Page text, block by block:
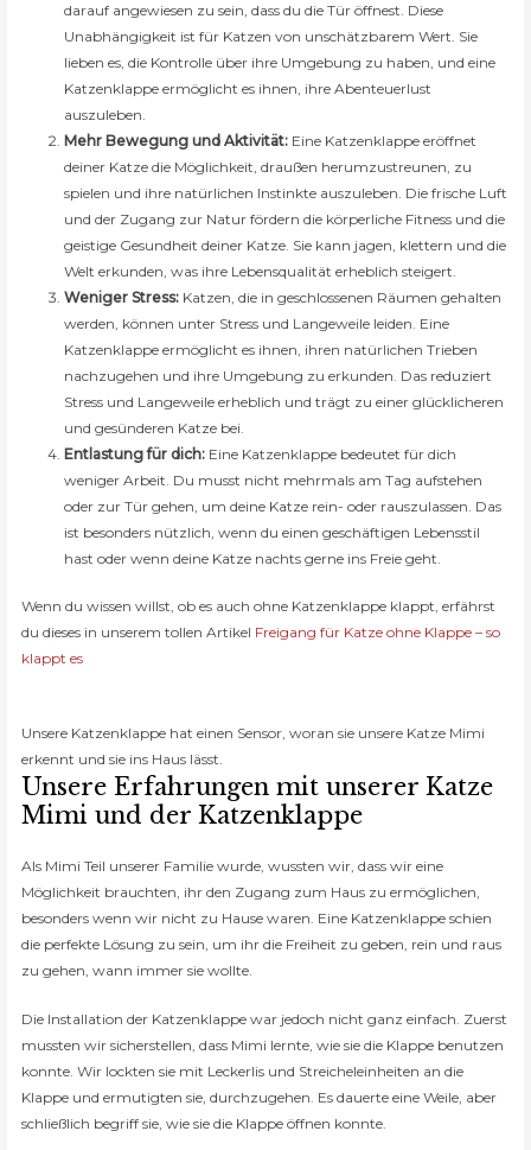
darauf angewiesen zu sein, dass du die Tür öffnest. Diese
Unabhängigkeit ist für Katzen von unschätzbarem Wert. Sie
lieben es, die Kontrolle über ihre Umgebung zu haben, und eine
Katzenklappe ermöglicht es ihnen, ihre Abenteuerlust
auszuleben.
Mehr Bewegung und Aktivität: Eine Katzenklappe eröffnet
deiner Katze die Möglichkeit, draußen herumzustreunen, zu
spielen und ihre natürlichen Instinkte auszuleben. Die frische Luft
und der Zugang zur Natur fördern die körperliche Fitness und die
geistige Gesundheit deiner Katze. Sie kann jagen, klettern und die
Welt erkunden, was ihre Lebensqualität erheblich steigert.
Weniger Stress: Katzen, die in geschlossenen Räumen gehalten
werden, können unter Stress und Langeweile leiden. Eine
Katzenklappe ermöglicht es ihnen, ihren natürlichen Trieben
nachzugehen und ihre Umgebung zu erkunden. Das reduziert
Stress und Langeweile erheblich und trägt zu einer glücklicheren
und gesünderen Katze bei.
Entlastung für dich: Eine Katzenklappe bedeutet für dich
weniger Arbeit. Du musst nicht mehrmals am Tag aufstehen
oder zur Tür gehen, um deine Katze rein- oder rauszulassen. Das
ist besonders nützlich, wenn du einen geschäftigen Lebensstil
hast oder wenn deine Katze nachts gerne ins Freie geht.
Wenn du wissen willst, ob es auch ohne Katzenklappe klappt, erfährst
du dieses in unserem tollen Artikel Freigang für Katze ohne Klappe – so
klappt es
Unsere Katzenklappe hat einen Sensor, woran sie unsere Katze Mimi
erkennt und sie ins Haus lässt.
Unsere Erfahrungen mit unserer Katze
Mimi und der Katzenklappe
Als Mimi Teil unserer Familie wurde, wussten wir, dass wir eine
Möglichkeit brauchten, ihr den Zugang zum Haus zu ermöglichen,
besonders wenn wir nicht zu Hause waren. Eine Katzenklappe schien
die perfekte Lösung zu sein, um ihr die Freiheit zu geben, rein und raus
zu gehen, wann immer sie wollte.
Die Installation der Katzenklappe war jedoch nicht ganz einfach. Zuerst
mussten wir sicherstellen, dass Mimi lernte, wie sie die Klappe benutzen
konnte. Wir lockten sie mit Leckerlis und Streicheleinheiten an die
Klappe und ermutigten sie, durchzugehen. Es dauerte eine Weile, aber
schließlich begriff sie, wie sie die Klappe öffnen konnte.